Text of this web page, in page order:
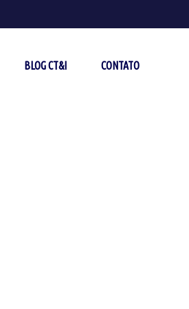
BLOG CT&I CONTATO